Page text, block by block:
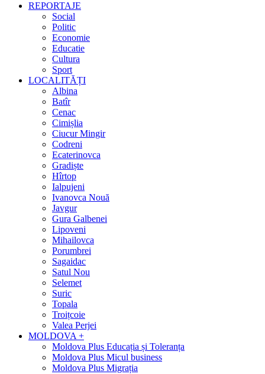
REPORTAJE
Social
Politic
Economie
Educatie
Cultura
Sport
LOCALITĂȚI
Albina
Batîr
Cenac
Cimișlia
Ciucur Mingir
Codreni
Ecaterinovca
Gradiște
Hîrtop
Ialpujeni
Ivanovca Nouă
Javgur
Gura Galbenei
Lipoveni
Mihailovca
Porumbrei
Sagaidac
Satul Nou
Selemet
Suric
Topala
Troițcoie
Valea Perjei
MOLDOVA +
Moldova Plus Educația și Toleranța
Moldova Plus Micul business
Moldova Plus Migrația